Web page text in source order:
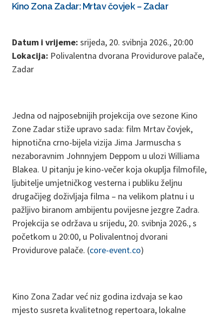
Kino Zona Zadar: Mrtav čovjek – Zadar
Datum i vrijeme: srijeda, 20. svibnja 2026., 20:00
Lokacija: Polivalentna dvorana Providurove palače,
Zadar
Jedna od najposebnijih projekcija ove sezone Kino
Zone Zadar stiže upravo sada: film Mrtav čovjek,
hipnotična crno-bijela vizija Jima Jarmuscha s
nezaboravnim Johnnyjem Deppom u ulozi Williama
Blakea. U pitanju je kino-večer koja okuplja filmofile,
ljubitelje umjetničkog vesterna i publiku željnu
drugačijeg doživljaja filma – na velikom platnu i u
pažljivo biranom ambijentu povijesne jezgre Zadra.
Projekcija se održava u srijedu, 20. svibnja 2026., s
početkom u 20:00, u Polivalentnoj dvorani
Providurove palače. (core-event.co)
Kino Zona Zadar već niz godina izdvaja se kao
mjesto susreta kvalitetnog repertoara, lokalne